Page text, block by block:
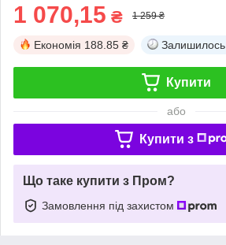
1 070,15 ₴ 1 259 ₴
Економія 188.85 ₴ Залишилось
Купити
або
Купити з
Що таке купити з Пром?
Замовлення під захистом